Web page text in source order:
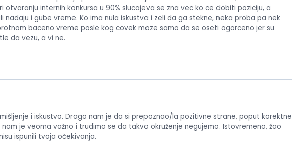
otvaranju internih konkursa u 90% slucajeva se zna vec ko ce dobiti poziciju, a
nadaju i gube vreme. Ko ima nula iskustva i zeli da ga stekne, neka proba pa nek
baceno vreme posle kog covek moze samo da se oseti ogorceno jer su
da vezu, a vi ne.
i iskustvo. Drago nam je da si prepoznao/la pozitivne strane, poput korektne
je veoma važno i trudimo se da takvo okruženje negujemo. Istovremeno, žao
ispunili tvoja očekivanja.